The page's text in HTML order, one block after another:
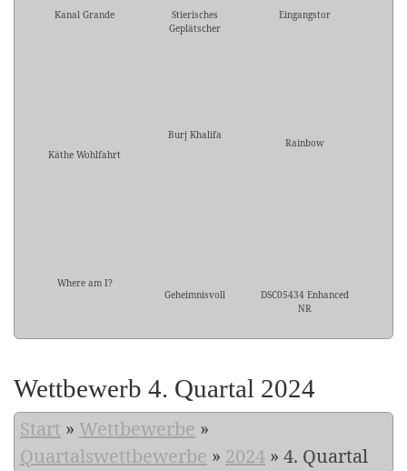
Kanal Grande
Stierisches
Geplätscher
Eingangstor
Käthe Wohlfahrt
Burj Khalifa
Rainbow
Where am I?
Geheimnisvoll
DSC05434 Enhanced
NR
Wettbewerb 4. Quartal 2024
Start » Wettbewerbe »
Quartalswettbewerbe » 2024 » 4. Quartal